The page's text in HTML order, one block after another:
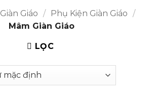
Giàn Giáo / Phụ Kiện Giàn Giáo
/
Mâm Giàn Giáo
LỌC